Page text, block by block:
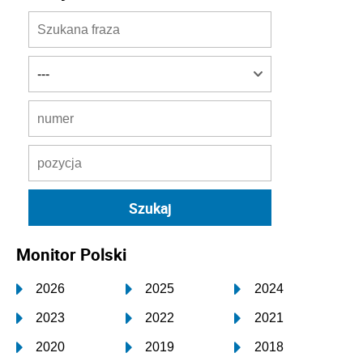
Monitor Polski
2026 2025 2024
2023 2022 2021
2020 2019 2018